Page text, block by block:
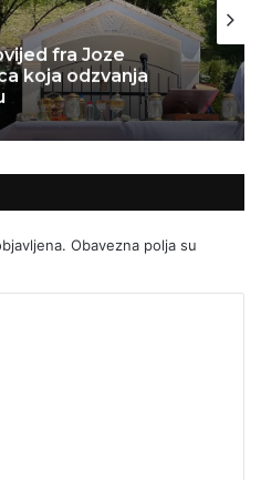
fra Joze
koja odzvanja
Obavezna polja su